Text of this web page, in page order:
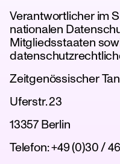
Verantwortlicher im
nationalen
Mitgliedsstaaten
Zeitgenössischer
Uferstr. 23
13357 Berlin
Telefon: +49 (0)30 /